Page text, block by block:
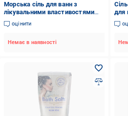
Морська сіль для ванн з
лікувальними властивостями
Хвойний 500 г (1003)
оцінити
Немає в наявності
для